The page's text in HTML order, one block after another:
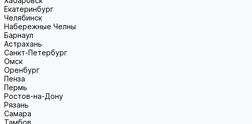
Екатеринбург
Челябинск
Набережные Челны
Барнаул
Астрахань
Санкт-Петербург
Омск
Оренбург
Пенза
Пермь
Ростов-на-Дону
Рязань
Самара
Тамбов